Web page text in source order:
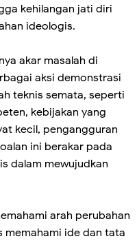
kehilangan jati diri
ideologis.
akar masalah di
aksi demonstrasi
teknis semata, seperti
kebijakan yang
kecil, pengangguran
ini berakar pada
dalam mewujudkan
arah perubahan
memahami ide dan tata